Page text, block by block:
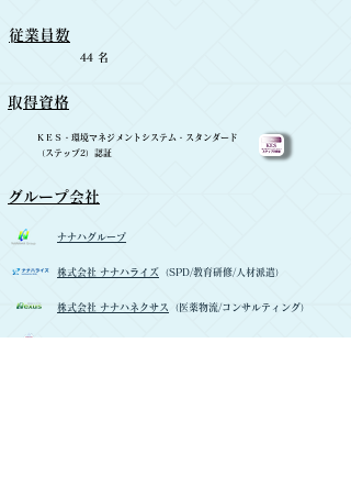
​従業員数
​44 名
​取得資格
ＫＥＳ・環境マネジメントシステム・スタンダード
（ステップ2）認証
​グループ会社
ナナハグループ
株式会社 ナナハライズ （SPD/教育研修/人材派遣）
株式会社 ナナハネクサス （医薬物流/コンサルティング）